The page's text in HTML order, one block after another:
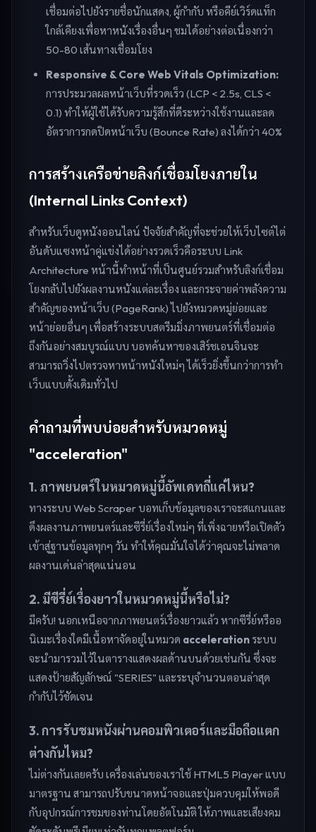
เชื่อมต่อไปยังรายชื่อนักแสดง, ผู้กำกับ หรือคีย์เวิร์ดแท็ก
ใกล้เคียงเพื่อหาหนังเรื่องอื่นๆ ชมได้อย่างต่อเนื่องกว่า
50-80 เส้นทางเชื่อมโยง
Responsive & Core Web Vitals Optimization:
การประมวลผลหน้าเว็บที่รวดเร็ว (LCP < 2.5s, CLS <
0.1) ทำให้ผู้ใช้ได้รับความรู้สึกที่ดีระหว่างใช้งานและลด
อัตราการกดปิดหน้าเว็บ (Bounce Rate) ลงได้กว่า 40%
การสร้างเครือข่ายลิงก์เชื่อมโยงภายใน
(Internal Links Context)
สำหรับเว็บดูหนังออนไลน์ ปัจจัยสำคัญที่จะช่วยให้เว็บไซต์ไต่
อันดับแซงหน้าคู่แข่งได้อย่างรวดเร็วคือระบบ Link
Architecture หน้านี้ทำหน้าที่เป็นศูนย์รวมสำหรับลิงก์เชื่อม
โยงกลับไปยังผลงานหนังแต่ละเรื่อง และกระจายค่าพลังความ
สำคัญของหน้าเว็บ (PageRank) ไปยังหมวดหมู่ย่อยและ
หน้าย่อยอื่นๆ เพื่อสร้างระบบสตรีมมิ่งภาพยนตร์ที่เชื่อมต่อ
ถึงกันอย่างสมบูรณ์แบบ บอทค้นหาของเสิร์ชเอนจินจะ
สามารถวิ่งไปตรวจหาหน้าหนังใหม่ๆ ได้เร็วยิ่งขึ้นกว่าการทำ
เว็บแบบดั้งเดิมทั่วไป
คำถามที่พบบ่อยสำหรับหมวดหมู่
"acceleration"
1. ภาพยนตร์ในหมวดหมู่นี้อัพเดทถี่แค่ไหน?
ทางระบบ Web Scraper บอทเก็บข้อมูลของเราจะสแกนและ
ดึงผลงานภาพยนตร์และซีรี่ย์เรื่องใหม่ๆ ที่เพิ่งฉายหรือเปิดตัว
เข้าสู่ฐานข้อมูลทุกๆ วัน ทำให้คุณมั่นใจได้ว่าคุณจะไม่พลาด
ผลงานเด่นล่าสุดแน่นอน
2. มีซีรี่ย์เรื่องยาวในหมวดหมู่นี้หรือไม่?
มีครับ! นอกเหนือจากภาพยนตร์เรื่องยาวแล้ว หากซีรี่ย์หรืออ
นิเมะเรื่องใดมีเนื้อหาจัดอยู่ในหมวด acceleration ระบบ
จะนำมารวมไว้ในตารางแสดงผลด้านบนด้วยเช่นกัน ซึ่งจะ
แสดงป้ายสัญลักษณ์ "SERIES" และระบุจำนวนตอนล่าสุด
กำกับไว้ชัดเจน
3. การรับชมหนังผ่านคอมพิวเตอร์และมือถือแตก
ต่างกันไหม?
ไม่ต่างกันเลยครับ เครื่องเล่นของเราใช้ HTML5 Player แบบ
มาตรฐาน สามารถปรับขนาดหน้าจอและปุ่มควบคุมให้พอดี
กับอุปกรณ์การชมของท่านโดยอัตโนมัติ ให้ภาพและเสียงคม